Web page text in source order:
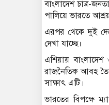
বাংলাদেশ চাত্র-
পালিয়ে ভারতে
এরপর থেকে দুই
দেখা যাচ্ছে।
এশিয়ায়
রাজনৈতিক আবহ
সাক্ষাৎ এটি।
ভারতের বিপক্ষে